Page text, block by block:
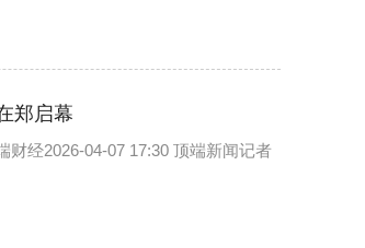
郑启幕
经2026-04-07 17:30 顶端新闻记者